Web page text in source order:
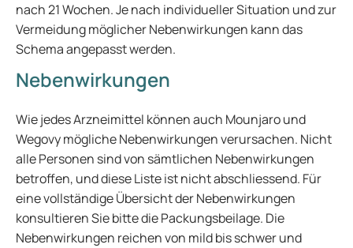
nach 21 Wochen. Je nach individueller Situation und zur
Vermeidung möglicher Nebenwirkungen kann das
Schema angepasst werden.
Nebenwirkungen
Wie jedes Arzneimittel können auch Mounjaro und
Wegovy mögliche Nebenwirkungen verursachen. Nicht
alle Personen sind von sämtlichen Nebenwirkungen
betroffen, und diese Liste ist nicht abschliessend. Für
eine vollständige Übersicht der Nebenwirkungen
konsultieren Sie bitte die Packungsbeilage. Die
Nebenwirkungen reichen von mild bis schwer und